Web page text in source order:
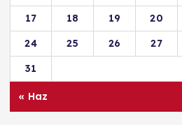
17
18 19 20
24
25 26 27
31
« Haz